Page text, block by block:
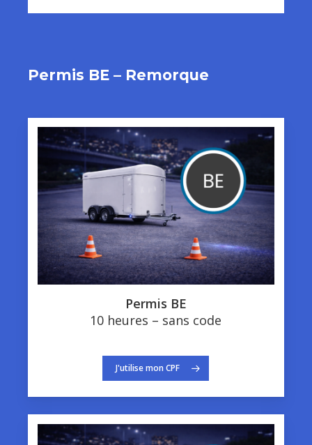
Permis BE – Remorque
Permis BE
10 heures – sans code
J'utilise mon CPF